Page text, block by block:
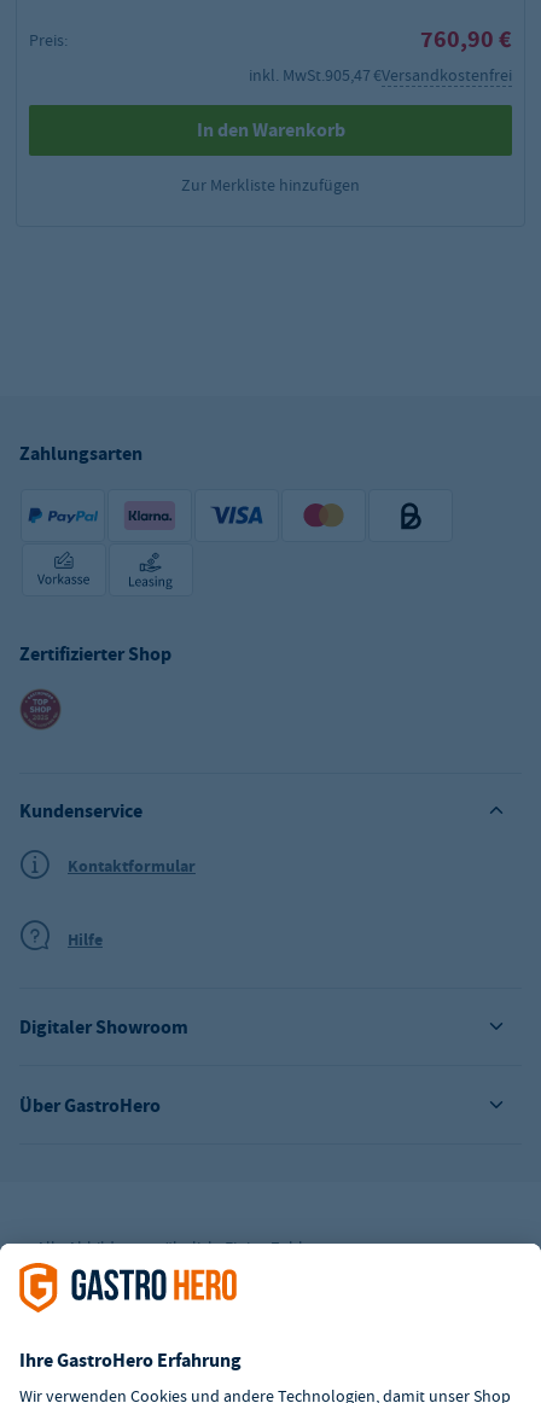
Preis: 760,90 €
inkl. MwSt.905,47 €Versandkostenfrei
In den Warenkorb
Zur Merkliste hinzufügen
Zahlungsarten
Zertifizierter Shop
Über GastroHero
Digitaler Showroom
Kundenservice
Kontaktformular
Hilfe
Alle Abbildungen ähnlich. Einige Zahlungsarten
könnenZusatzkostenverursachen.
² Unverbindl. Preisempfehlung des Herstellers
i.H.v. 7,90€ (zzgl. Mwst.)
**Die Tiefpreisgarantie ist nicht mit anderen Aktionen oder